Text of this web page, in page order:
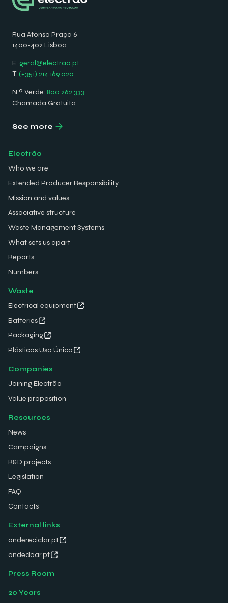
Rua Afonso Praça 6
1400-402 Lisboa
E. geral@electrao.pt
T. (+351) 214 169 020
N.º Verde: 800 262 333
Chamada Gratuita
See more
Electrão
Who we are
Extended Producer Responsibility
Mission and values
Associative structure
Waste Management Systems
What sets us apart
Reports
Numbers
Waste
Electrical equipment
Batteries
Packaging
Plásticos Uso Único
Companies
Joining Electrão
Value proposition
Resources
News
Campaigns
R&D projects
Legislation
FAQ
Contacts
External links
ondereciclar.pt
ondedoar.pt
Press Room
20 Years